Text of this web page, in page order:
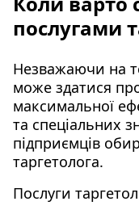
послугами
Незважаючи на
може здатися
максимальної
та спеціальних
підприємців
таргетолога.
Послуги